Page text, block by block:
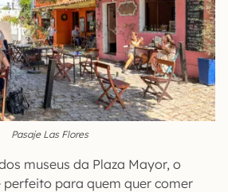
Pasaje Las Flores
museus da Plaza Mayor, o
perfeito para quem quer comer